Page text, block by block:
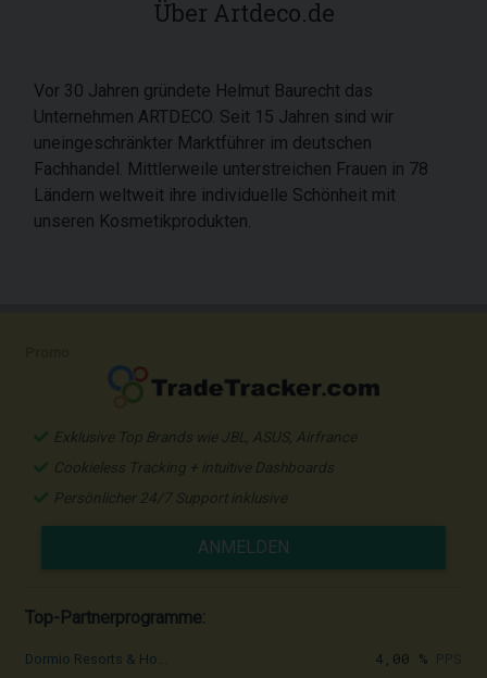
Über Artdeco.de
Vor 30 Jahren gründete Helmut Baurecht das
Unternehmen ARTDECO. Seit 15 Jahren sind wir
uneingeschränkter Marktführer im deutschen
Fachhandel. Mittlerweile unterstreichen Frauen in 78
Ländern weltweit ihre individuelle Schönheit mit
unseren Kosmetikprodukten.
Exklusive Top Brands wie JBL, ASUS, Airfrance
Cookieless Tracking + intuitive Dashboards
Persönlicher 24/7 Support inklusive
ANMELDEN
Top-Partnerprogramme:
Dormio Resorts & Ho... 4,00 %